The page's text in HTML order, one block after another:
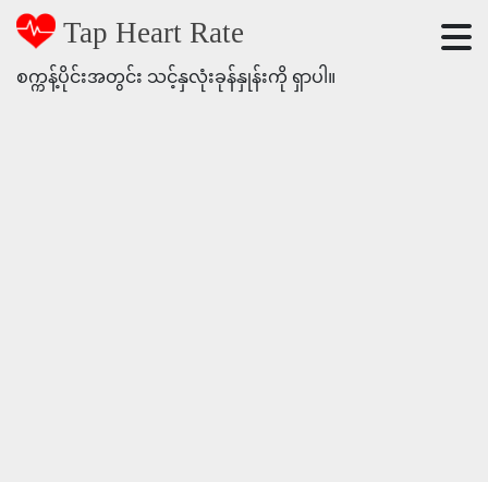
Tap Heart Rate
စက္ကန့်ပိုင်းအတွင်း သင့်နှလုံးခုန်နှုန်းကို ရှာပါ။